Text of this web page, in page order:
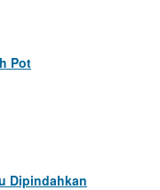
Pot
Dipindahkan